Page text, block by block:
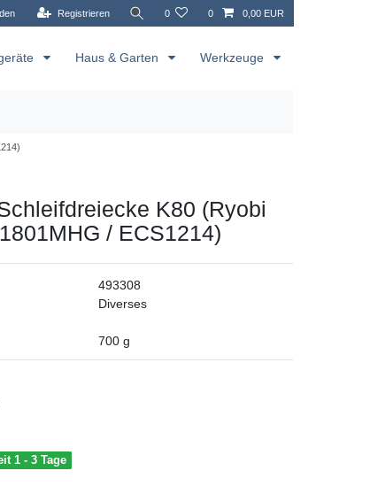
Registrieren 0 0 0,00 EUR
Haus & Garten Werkzeuge
K80 (Ryobi
/ ECS1214)
493308
Diverses
700 g
1 - 3 Tage